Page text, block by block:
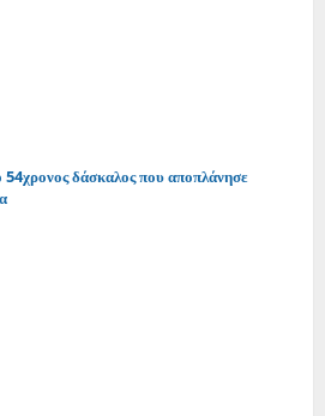
δάσκαλος που αποπλάνησε